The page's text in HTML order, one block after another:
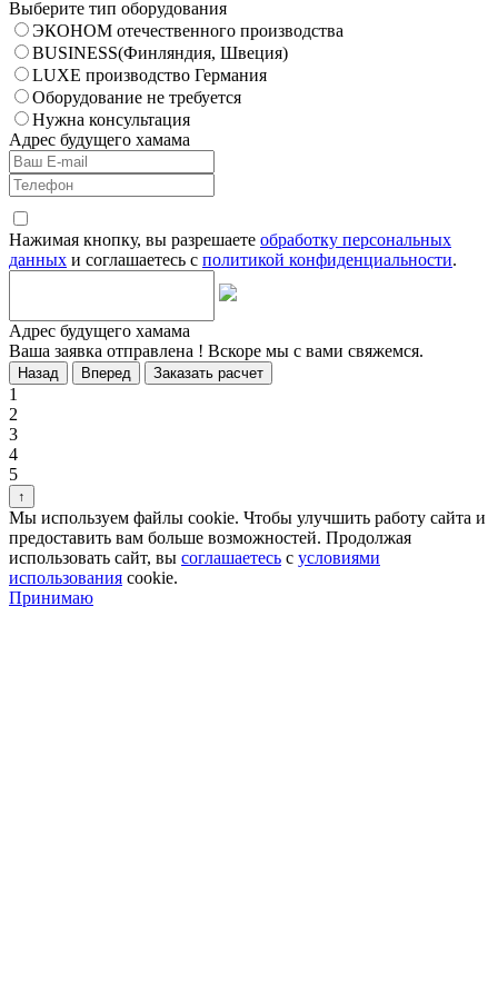
Выберите тип оборудования
ЭКОНОМ отечественного производства
BUSINESS(Финляндия, Швеция)
LUXE производство Германия
Оборудование не требуется
Нужна консультация
Адрес будущего хамама
Нажимая кнопку, вы разрешаете обработку персональных
данных и соглашаетесь с политикой конфиденциальности.
Адрес будущего хамама
Ваша заявка отправлена ! Вскоре мы с вами свяжемся.
Назад Вперед Заказать расчет
1
2
3
4
5
↑
Мы используем файлы cookie. Чтобы улучшить работу сайта и
предоставить вам больше возможностей. Продолжая
использовать сайт, вы соглашаетесь с условиями
использования cookie.
Принимаю